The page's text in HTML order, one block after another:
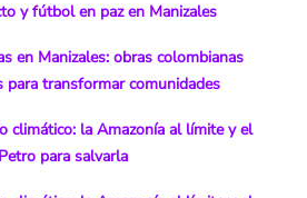
y fútbol en paz en Manizales
en Manizales: obras colombianas
para transformar comunidades
climático: la Amazonía al límite y el
para salvarla